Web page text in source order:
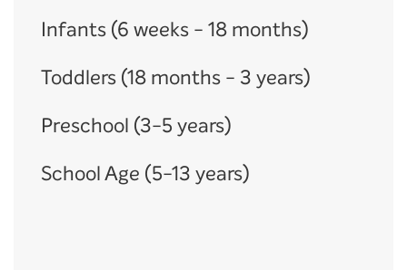
Infants (6 weeks - 18 months)
Toddlers (18 months - 3 years)
Preschool (3-5 years)
School Age (5-13 years)